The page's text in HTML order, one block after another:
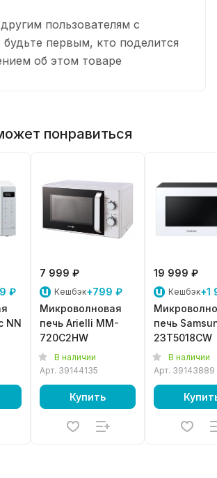
пользователям с
первым, кто поделится
об этом товаре
понравиться
₽
NN
7 999 ₽
Кешбэк+799 ₽
Микроволновая
печь Arielli MM-
720C2HW
В наличии
Арт. 39144135
Купить
19 999 ₽
Кешбэк+1
печь
23T5018CW
В наличии
Арт. 39143889